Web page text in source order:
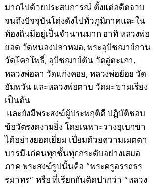
มากไปด้วยประสบการณ์ ตั้งแต่อดีตจวบ
จนถึงปัจจุบันโด่งดังไปทั่วภูมิภาคและใน
ท้องถิ่นมีอยู่เป็นจำนวนมาก อาทิ หลวงพ่อ
ยอด วัดหนองปลาหมอ, พระอุปัชฌาย์กาน
วัดโคกโพธิ์, อุปัชฌาย์ตัน วัดอู่ตะเภา,
หลวงพ่อลา วัดแก่งคอย, หลวงพ่อย้อย วัด
อัมพวัน และหลวงพ่อตาบ วัดมะขามเรียง
เป็นต้น
และยังมีพระสงฆ์ผู้ประพฤติดี ปฏิบัติชอบ
ข้อวัตรงดงามยิ่ง โดยเฉพาะวางอุเบกขา
ได้อย่างยอดเยี่ยม เปี่ยมด้วยความเมตตา
บารมีแก่คนทุกชั้นทุกกระดับอย่างเสมอ
ภาค พระสงฆ์รูปนั้นคือ “พระครูอรรถธร
รมาทร” หรือ ที่เรียกกันติดปากว่า “หลวง